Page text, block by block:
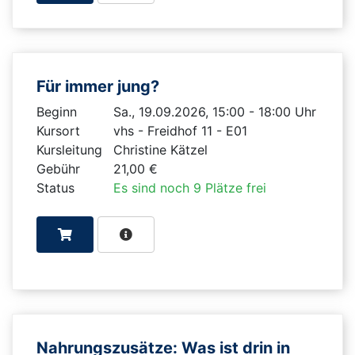
Für immer jung?
Beginn
Sa., 19.09.2026, 15:00 - 18:00 Uhr
Kursort
vhs - Freidhof 11 - E01
Kursleitung
Christine Kätzel
Gebühr
21,00 €
Status
Es sind noch 9 Plätze frei
Nahrungszusätze: Was ist drin in